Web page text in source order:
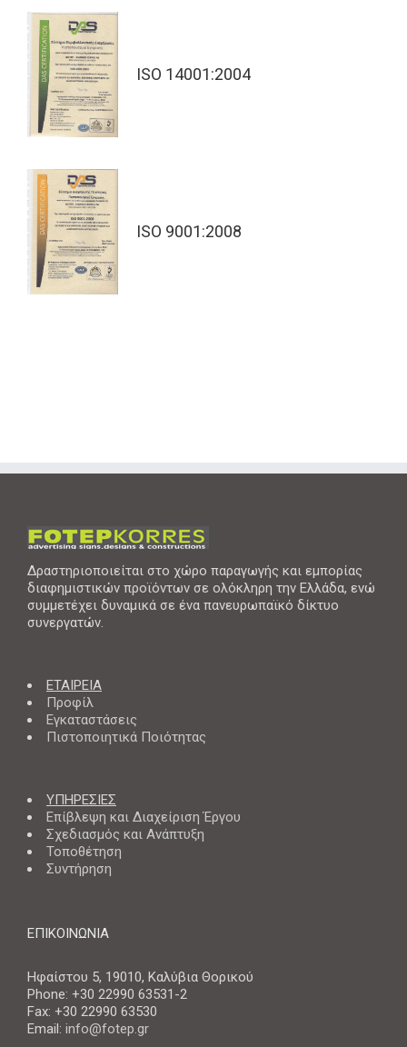
ISO 14001:2004
ISO 9001:2008
Δραστηριοποιείται στο χώρο παραγωγής και εμπορίας
διαφημιστικών προϊόντων σε ολόκληρη την Ελλάδα, ενώ
συμμετέχει δυναμικά σε ένα πανευρωπαϊκό δίκτυο
συνεργατών.
ΕΤΑΙΡΕΙΑ
Προφίλ
Εγκαταστάσεις
Πιστοποιητικά Ποιότητας
ΥΠΗΡΕΣΙΕΣ
Επίβλεψη και Διαχείριση Έργου
Σχεδιασμός και Ανάπτυξη
Τοποθέτηση
Συντήρηση
ΕΠΙΚΟΙΝΩΝΙΑ
Ηφαίστου 5, 19010, Καλύβια Θορικού
Phone: +30 22990 63531-2
Fax: +30 22990 63530
Email: info@fotep.gr